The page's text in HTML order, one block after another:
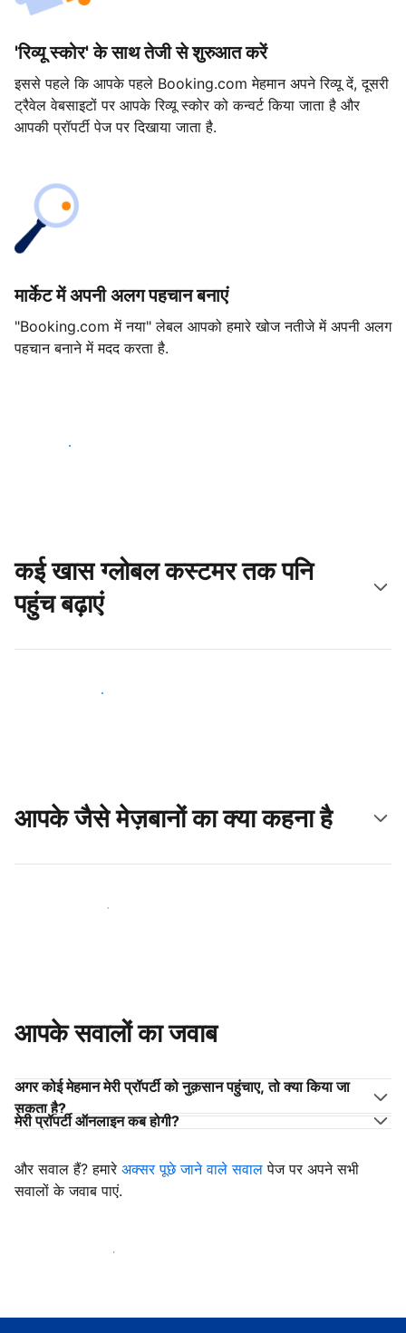
'रिव्यू स्कोर' के साथ तेजी से शुरुआत करें
इससे पहले कि आपके पहले Booking.com मेहमान अपने रिव्यू दें, दूसरी
ट्रैवेल वेबसाइटों पर आपके रिव्यू स्कोर को कन्वर्ट किया जाता है और
आपकी प्रॉपर्टी पेज पर दिखाया जाता है.
मार्केट में अपनी अलग पहचान बनाएं
"Booking.com में नया" लेबल आपको हमारे खोज नतीजे में अपनी अलग
पहचान बनाने में मदद करता है.
आज ही शुरू करें
कई खास ग्लोबल कस्टमर तक पनि
पहुंच बढ़ाएं
आज ही नए मेहमानों तक पहुंचें
आपके जैसे मेज़बानों का क्या कहना है
अपने जैसे मेज़बानों के साथ जुड़ें
आपके सवालों का जवाब
अगर कोई मेहमान मेरी प्रॉपर्टी को नुक़सान पहुंचाए, तो क्या किया जा
सकता है?
मेरी प्रॉपर्टी ऑनलाइन कब होगी?
और सवाल हैं? हमारे अक्सर पूछे जाने वाले सवाल पेज पर अपने सभी
सवालों के जवाब पाएं.
मेहमानों का स्वागत करना शुरू करें